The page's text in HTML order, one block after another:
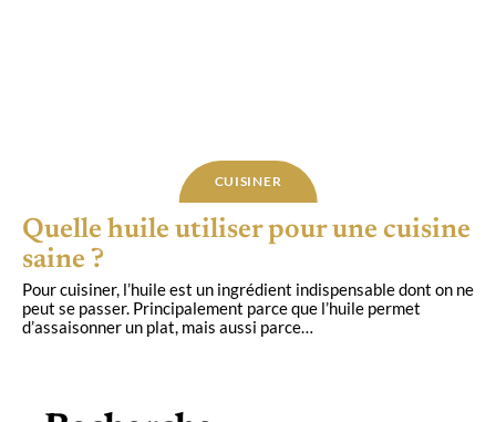
CUISINER
Quelle huile utiliser pour une cuisine
saine ?
Pour cuisiner, l’huile est un ingrédient indispensable dont on ne
peut se passer. Principalement parce que l’huile permet
d’assaisonner un plat, mais aussi parce…